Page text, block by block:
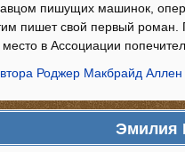
пишущих машинок,
пишет свой первый роман.
в Ассоциации
Роджер Макбрайд Аллен
Эмилия